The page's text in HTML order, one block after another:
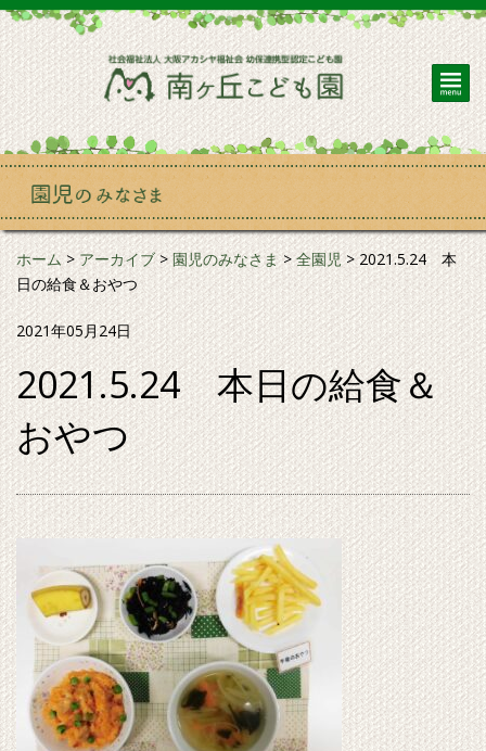
ホーム>アーカイブ>園児のみなさま>全園児>2021.5.24 本
日の給食＆おやつ
2021年05月24日
2021.5.24 本日の給食＆
おやつ